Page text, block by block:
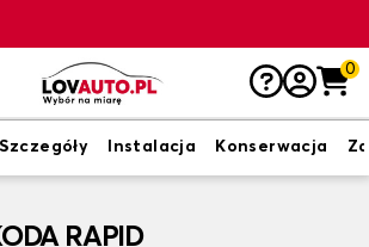
0
Szczegóły Instalacja Konserwacja
RAPID